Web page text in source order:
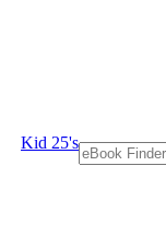
Kid 25's